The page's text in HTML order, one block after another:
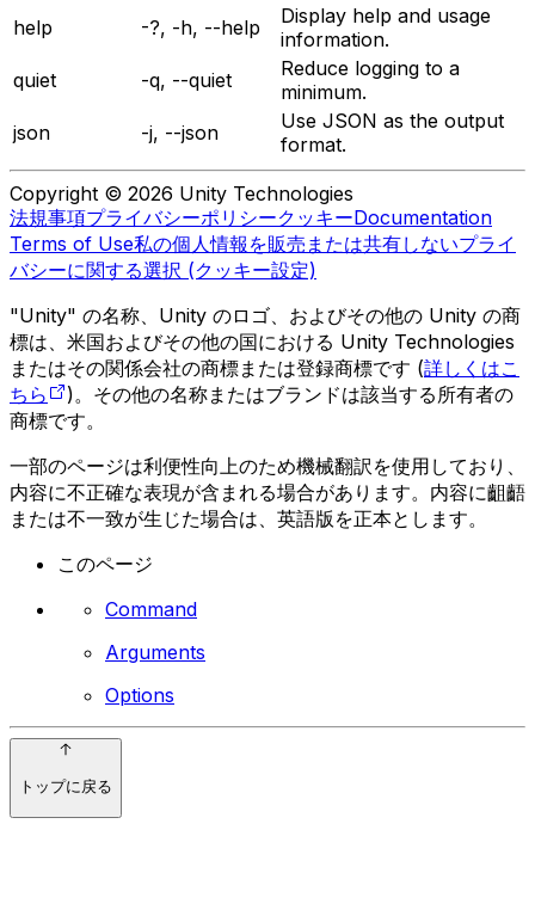
help
-?, -h, --help
Display help and usage
information.
quiet
-q, --quiet
Reduce logging to a
minimum.
json
-j, --json
Use JSON as the output
format.
Copyright © 2026 Unity Technologies
法規事項プライバシーポリシークッキーDocumentation
Terms of Use私の個人情報を販売または共有しないプライ
バシーに関する選択 (クッキー設定)
"Unity" の名称、Unity のロゴ、およびその他の Unity の商
標は、米国およびその他の国における Unity Technologies
またはその関係会社の商標または登録商標です (詳しくはこ
ちら
)。その他の名称またはブランドは該当する所有者の
商標です。
一部のページは利便性向上のため機械翻訳を使用しており、
内容に不正確な表現が含まれる場合があります。内容に齟齬
または不一致が生じた場合は、英語版を正本とします。
このページ
Command
Arguments
Options
トップに戻る